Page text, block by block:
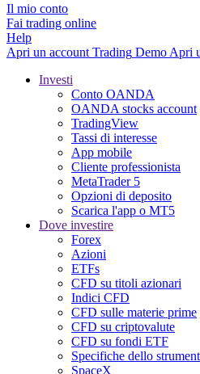
Il mio conto
Fai trading online
Help
Apri un account Trading Demo Apri
Investi
Conto OANDA
OANDA stocks account
TradingView
Tassi di interesse
App mobile
Cliente professionista
MetaTrader 5
Opzioni di deposito
Scarica l'app o MT5
Dove investire
Forex
Azioni
ETFs
CFD su titoli azionari
Indici CFD
CFD sulle materie prime
CFD su criptovalute
CFD su fondi ETF
Specifiche dello
SpaceX